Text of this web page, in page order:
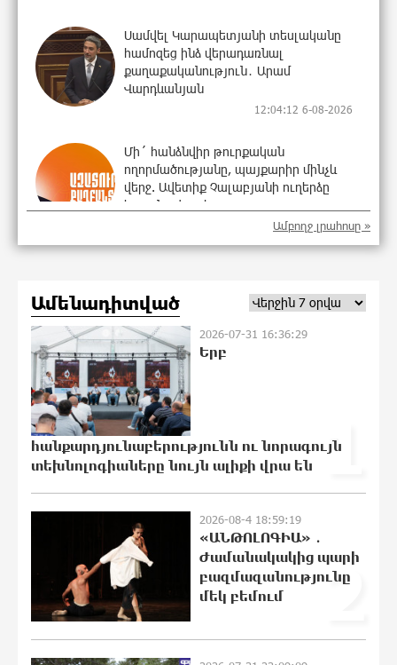
Սամվել Կարապետյանի տեսլականը
համոզեց ինձ վերադառնալ
քաղաքականություն․ Արամ
Վարդևանյան
12:04:12 6-08-2026
Մի´ հանձնվիր թուրքական
ողորմածությանը, պայքարիր մինչև
վերջ. Ավետիք Չալաբյանի ուղերձը
կալանավայրից
11:54:41 6-08-2026
գործունեությանը»․ Արամ
Վարդևանյան
11:48:55 6-08-2026
Հայաստանը կարիք ունի Ավետիք
Չալաբյանի նման խելացի,
աշխատասեր և զարգացած մարդու.
Արմեն Մանվելյան
11:43:36 6-08-2026
ճեպազրույցը
11:39:05 6-08-2026
Հարցնում են իրար.«ամուսինդ ո՞նց է,
քեռիդ ո՞նց է». Մարուքյանը
հիասթափված է նորընտիր
խորհրդարանից
Ամբողջ լրահոսը »
Ամենադիտված
1
2026-07-31 16:36:29
Երբ
հանքարդյունաբերությունն ու նորագույն
տեխնոլոգիաները նույն ալիքի վրա են
2
2026-08-4 18:59:19
«ԱՆԹՈԼՈԳԻԱ» ․
Ժամանակակից պարի
բազմազանությունը
մեկ բեմում